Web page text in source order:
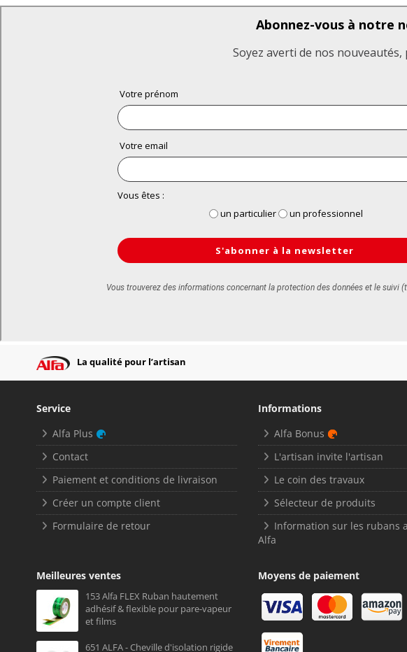
La qualité pour l’artisan
Service
Alfa Plus
Contact
Paiement et conditions de livraison
Créer un compte client
Formulaire de retour
Informations
Alfa Bonus
L'artisan invite l'artisan
Le coin des travaux
Sélecteur de produits
Information sur les rubans
Alfa
Meilleures ventes
153 Alfa FLEX Ruban hautement
adhésif & flexible pour pare-vapeur
et films
651 ALFA - Cheville d'isolation rigide
Moyens de paiement